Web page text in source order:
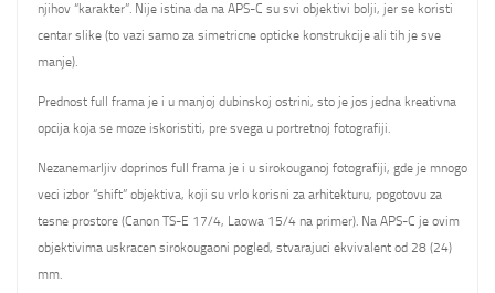
njihov “karakter”. Nije istina da na APS-C su svi objektivi bolji, jer se koristi
centar slike (to vazi samo za simetricne opticke konstrukcije ali tih je sve
manje).
Prednost full frama je i u manjoj dubinskoj ostrini, sto je jos jedna kreativna
opcija koja se moze iskoristiti, pre svega u portretnoj fotografiji.
Nezanemarljiv doprinos full frama je i u sirokouganoj fotografiji, gde je mnogo
veci izbor “shift” objektiva, koji su vrlo korisni za arhitekturu, pogotovu za
tesne prostore (Canon TS-E 17/4, Laowa 15/4 na primer). Na APS-C je ovim
objektivima uskracen sirokougaoni pogled, stvarajuci ekvivalent od 28 (24)
mm.